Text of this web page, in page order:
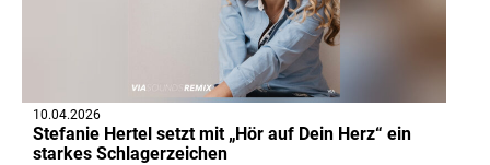
10.04.2026
Stefanie Hertel setzt mit „Hör auf Dein Herz“ ein
starkes Schlagerzeichen